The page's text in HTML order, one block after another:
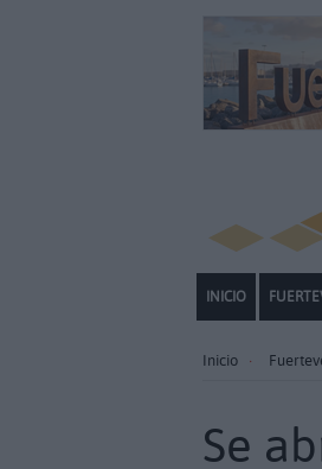
INICIO
Inicio
Se